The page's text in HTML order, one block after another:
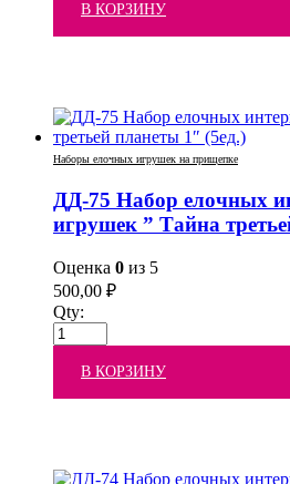
В КОРЗИНУ
Наборы елочных игрушек на прищепке
ДД-75 Набор елочных
игрушек ” Тайна
Оценка 0 из 5
500,00 ₽
Qty:
В КОРЗИНУ